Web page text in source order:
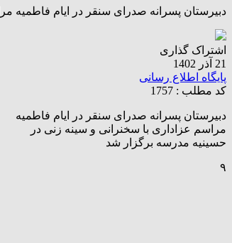
دبیرستان پسرانه صدرای سنقر در ایام فاطمیه
اشتراک گذاری
21 آذر 1402
پایگاه اطلاع رسانی
کد مطلب : 1757
دبیرستان پسرانه صدرای سنقر در ایام فاطمیه
مراسم عزاداری با سخنرانی و سینه زنی در
حسینیه مدرسه برگزار شد
۹